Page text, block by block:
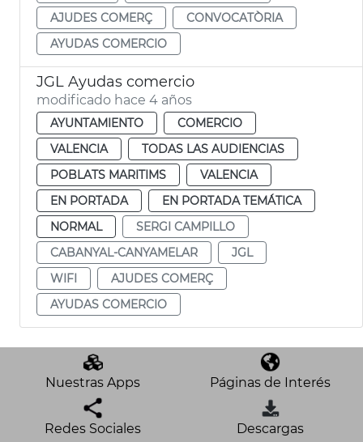
AJUDES COMERÇ
CONVOCATÒRIA
AYUDAS COMERCIO
JGL Ayudas comercio
modificado hace 4 años
AYUNTAMIENTO
COMERCIO
VALENCIA
TODAS LAS AUDIENCIAS
POBLATS MARITIMS
VALENCIA
EN PORTADA
EN PORTADA TEMÁTICA
NORMAL
SERGI CAMPILLO
CABANYAL-CANYAMELAR
JGL
WIFI
AJUDES COMERÇ
AYUDAS COMERCIO
Nuestras Apps Páginas de Interés
Redes Sociales Descargas